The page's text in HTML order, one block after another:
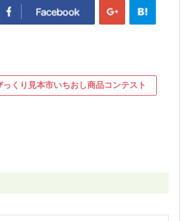
くり見本市いちおし商品コンテスト